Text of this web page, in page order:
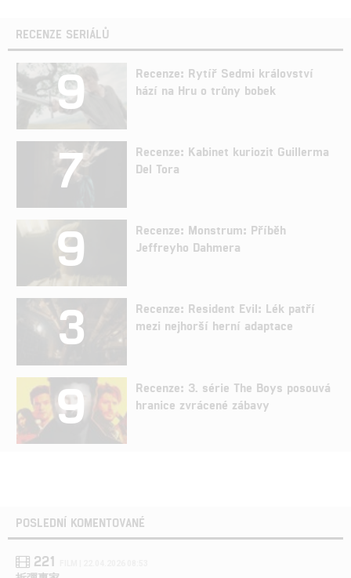
RECENZE SERIÁLŮ
9
Recenze: Rytíř Sedmi království
hází na Hru o trůny bobek
7
Recenze: Kabinet kuriozit Guillerma
Del Tora
9
Recenze: Monstrum: Příběh
Jeffreyho Dahmera
3
Recenze: Resident Evil: Lék patří
mezi nejhorší herní adaptace
9
Recenze: 3. série The Boys posouvá
hranice zvrácené zábavy
POSLEDNÍ KOMENTOVANÉ
221